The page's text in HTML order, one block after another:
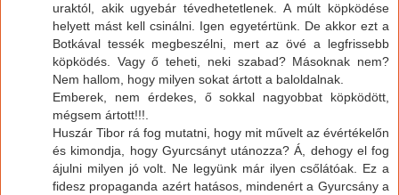
uraktól, akik ugyebár tévedhetetlenek. A múlt köpködése
helyett mást kell csinálni. Igen egyetértünk. De akkor ezt a
Botkával tessék megbeszélni, mert az övé a legfrissebb
köpködés. Vagy ő teheti, neki szabad? Másoknak nem?
Nem hallom, hogy milyen sokat ártott a baloldalnak.
Emberek, nem érdekes, ő sokkal nagyobbat köpködött,
mégsem ártott!!!.
Huszár Tibor rá fog mutatni, hogy mit művelt az évértékelőn
és kimondja, hogy Gyurcsányt utánozza? Á, dehogy el fog
ájulni milyen jó volt. Ne legyünk már ilyen csőlátóak. Ez a
fidesz propaganda azért hatásos, mindenért a Gyurcsány a